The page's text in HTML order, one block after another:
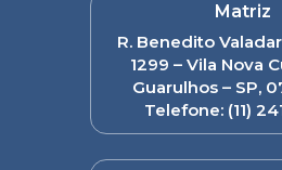
Matriz
R. Benedito
1299 – Vila Nova
Guarulhos – SP,
Telefone: (11)